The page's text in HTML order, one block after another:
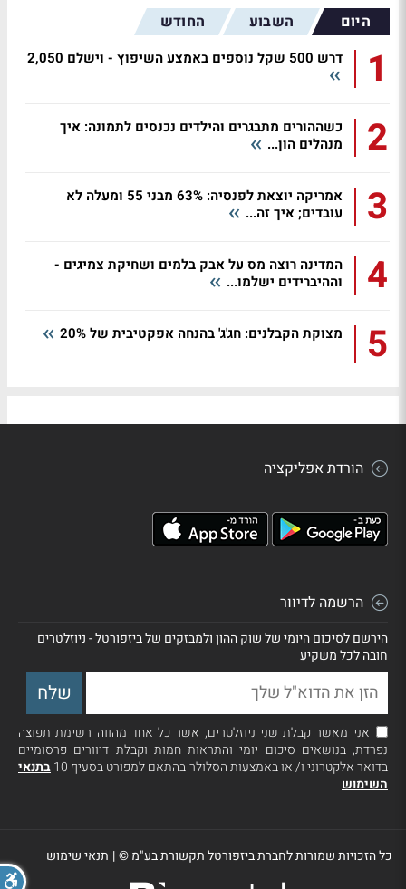
היום השבוע החודש
1 דרש 500 שקל נוספים באמצע השיפוץ - וישלם 2,050
2
כשההורים מתבגרים והילדים נכנסים לתמונה: איך
מנהלים הון...
3
אמריקה יוצאת לפנסיה: 63% מבני 55 ומעלה לא
עובדים; איך זה...
4
המדינה רוצה מס על אבק בלמים ושחיקת צמיגים -
וההיברידים ישלמו...
5 מצוקת הקבלנים: חג'ג' בהנחה אפקטיבית של 20%
הורדת אפליקציה
הרשמה לדיוור
הירשם לסיכום היומי של שוק ההון ולמבזקים של ביזפורטל - ניוזלטרים
חובה לכל משקיע
אני מאשר קבלת שני ניוזלטרים, אשר כל אחד מהווה רשימת תפוצה
נפרדת, בנושאים סיכום יומי והתראות חמות וקבלת דיוורים פרסומיים
בדואר אלקטרוני ו/ או באמצעות הסלולר בהתאם למפורט בסעיף 10
בתנאי
השימוש
כל הזכויות שמורות לחברת ביזפורטל תקשורת בע"מ ©| תנאי שימוש